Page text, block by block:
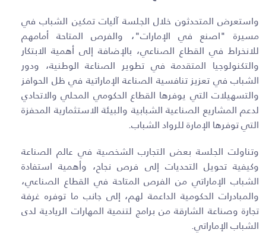
واستعرض المتحدثون خلال الجلسة آليات تمكين الشباب في
مسيرة "اصنع في الإمارات"، والفرص المتاحة أمامهم
للانخراط في القطاع الصناعي، بالإضافة إلى أهمية الابتكار
والتكنولوجيا المتقدمة في تطوير الصناعة الوطنية، ودور
الشباب في تعزيز تنافسية الصناعة الإماراتية في ظل الحوافز
والتسهيلات التي يوفرها القطاع الحكومي المحلي والاتحادي
لدعم المشاريع الصناعية الشبابية والبيئة الاستثمارية المحفزة
التي توفرها الإمارة للرواد الشباب.
وتناولت الجلسة بعض التجارب الشخصية في عالم الصناعة
وكيفية تحويل التحديات إلى فرص نجاح، وأهمية استفادة
الشباب الإماراتي من الفرص المتاحة في القطاع الصناعي،
والمبادرات الحكومية الداعمة لهم، إلى جانب ما توفره غرفة
تجارة وصناعة الشارقة من برامج لتنمية المهارات الريادية لدى
الشباب الإماراتي.